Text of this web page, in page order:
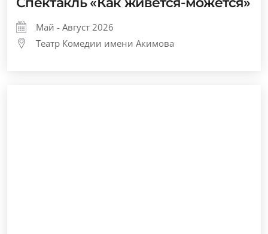
Май - Август 2026
Театр Комедии имени Акимова